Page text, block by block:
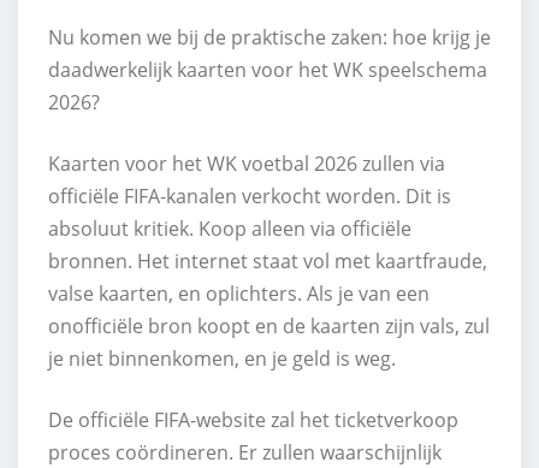
Nu komen we bij de praktische zaken: hoe krijg je
daadwerkelijk kaarten voor het WK speelschema
2026?
Kaarten voor het WK voetbal 2026 zullen via
officiële FIFA-kanalen verkocht worden. Dit is
absoluut kritiek. Koop alleen via officiële
bronnen. Het internet staat vol met kaartfraude,
valse kaarten, en oplichters. Als je van een
onofficiële bron koopt en de kaarten zijn vals, zul
je niet binnenkomen, en je geld is weg.
De officiële FIFA-website zal het ticketverkoop
proces coördineren. Er zullen waarschijnlijk